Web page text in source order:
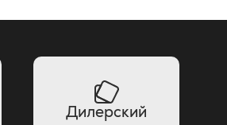
Дилерский